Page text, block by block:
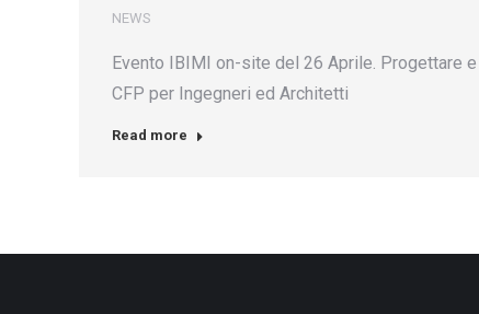
NEWS
Evento IBIMI on-site del 26 Aprile. Progettare
CFP per Ingegneri ed Architetti
Read more